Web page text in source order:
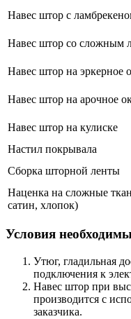
Навес штор с
Навес штор со сложным
Навес штор на эркерное
Навес штор на арочное
Навес штор на кулиске
Настил покрывала
Сборка шторной ленты
Наценка на сложные
сатин, хлопок)
Условия
Утюг, гладильная
подключения к
Навес штор при
производится с
заказчика.